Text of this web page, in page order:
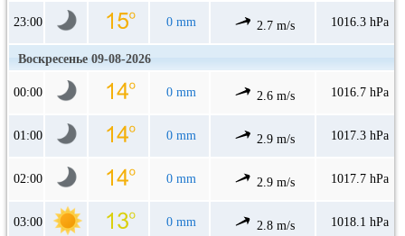
23:00 0 mm 2.7 m/s 1016.3 hPa
Воскресенье 09-08-2026
00:00 0 mm 2.6 m/s 1016.7 hPa
01:00 0 mm 2.9 m/s 1017.3 hPa
02:00 0 mm 2.9 m/s 1017.7 hPa
03:00 0 mm 2.8 m/s 1018.1 hPa